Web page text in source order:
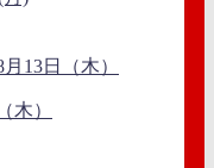
木）